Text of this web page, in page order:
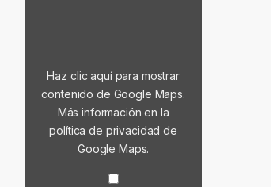
Haz clic aquí para mostrar
contenido de Google Maps.
Más información en la
política de privacidad de
Google Maps.